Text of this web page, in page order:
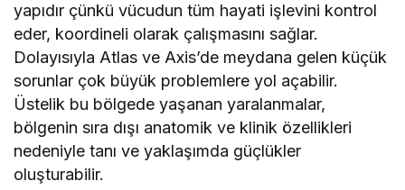
yapıdır çünkü vücudun tüm hayati işlevini kontrol
eder, koordineli olarak çalışmasını sağlar.
Dolayısıyla Atlas ve Axis’de meydana gelen küçük
sorunlar çok büyük problemlere yol açabilir.
Üstelik bu bölgede yaşanan yaralanmalar,
bölgenin sıra dışı anatomik ve klinik özellikleri
nedeniyle tanı ve yaklaşımda güçlükler
oluşturabilir.